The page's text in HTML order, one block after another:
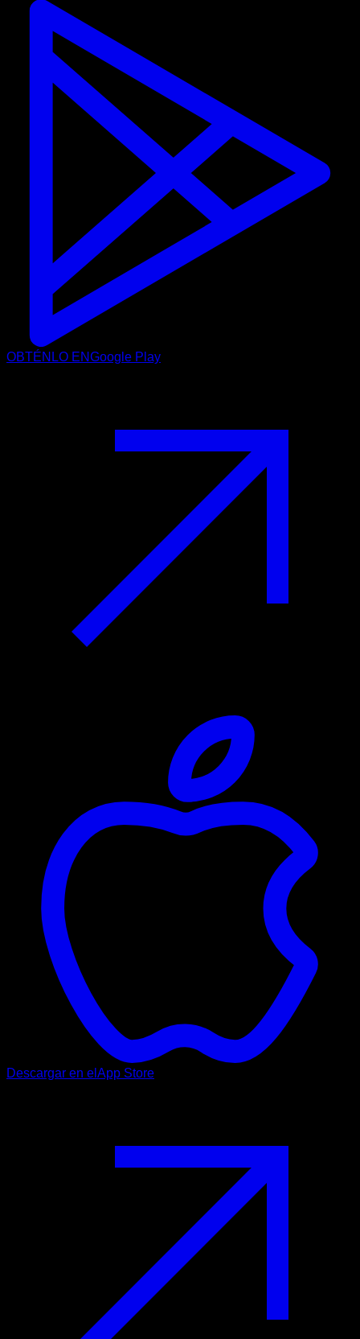
OBTÉNLO ENGoogle Play
Descargar en el App Store